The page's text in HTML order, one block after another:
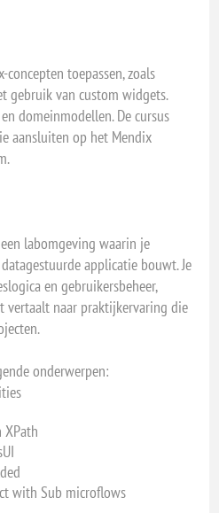
concepten toepassen, zoals
gebruik van custom widgets.
domeinmodellen. De cursus
aansluiten op het Mendix
labomgeving waarin je
applicatie bouwt. Je
en gebruikersbeheer,
vertaalt naar praktijkervaring die
onderwerpen:
with Sub microflows